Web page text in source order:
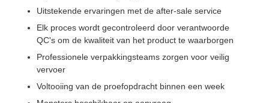
Uitstekende ervaringen met de after-sale service
Elk proces wordt gecontroleerd door verantwoorde
QC's om de kwaliteit van het product te waarborgen
Professionele verpakkingsteams zorgen voor veilig
vervoer
Voltooiing van de proefopdracht binnen een week